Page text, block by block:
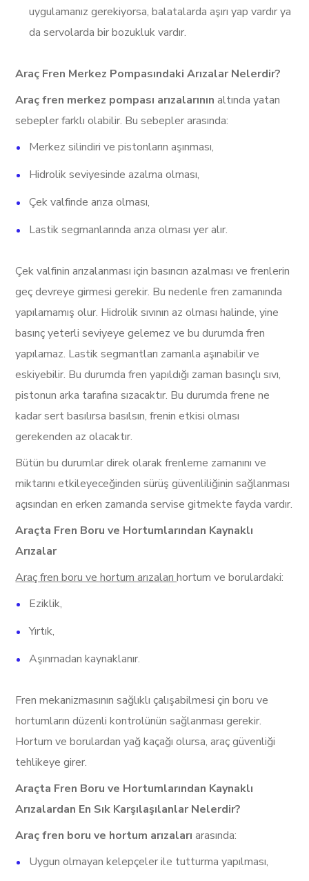
uygulamanız gerekiyorsa, balatalarda aşırı yap vardır ya
da servolarda bir bozukluk vardır.
Araç Fren Merkez Pompasındaki Arızalar Nelerdir?
Araç fren merkez pompası arızalarınınaltında yatan
sebepler farklı olabilir. Bu sebepler arasında:
Merkez silindiri ve pistonların aşınması,
Hidrolik seviyesinde azalma olması,
Çek valfinde arıza olması,
Lastik segmanlarında arıza olması yer alır.
Çek valfinin arızalanması için basıncın azalması ve frenlerin
geç devreye girmesi gerekir. Bu nedenle fren zamanında
yapılamamış olur. Hidrolik sıvının az olması halinde, yine
basınç yeterli seviyeye gelemez ve bu durumda fren
yapılamaz. Lastik segmantları zamanla aşınabilir ve
eskiyebilir. Bu durumda fren yapıldığı zaman basınçlı sıvı,
pistonun arka tarafına sızacaktır. Bu durumda frene ne
kadar sert basılırsa basılsın, frenin etkisi olması
gerekenden az olacaktır.
Bütün bu durumlar direk olarak frenleme zamanını ve
miktarını etkileyeceğinden sürüş güvenliliğinin sağlanması
açısından en erken zamanda servise gitmekte fayda vardır.
Araçta Fren Boru ve Hortumlarından Kaynaklı
Arızalar
Araç fren boru ve hortum arızalarıhortum ve borulardaki:
Eziklik,
Yırtık,
Aşınmadan kaynaklanır.
Fren mekanizmasının sağlıklı çalışabilmesi çin boru ve
hortumların düzenli kontrolünün sağlanması gerekir.
Hortum ve borulardan yağ kaçağı olursa, araç güvenliği
tehlikeye girer.
Araçta Fren Boru ve Hortumlarından Kaynaklı
Arızalardan En Sık Karşılaşılanlar Nelerdir?
Araç fren boru ve hortum arızalarıarasında:
Uygun olmayan kelepçeler ile tutturma yapılması,